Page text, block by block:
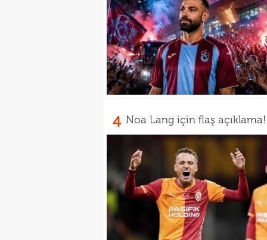
4 Noa Lang için flaş açıklama!